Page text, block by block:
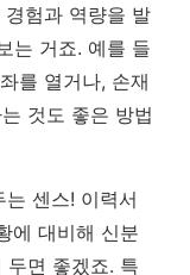
험과 역량을 발
는 거죠. 예를 들
를 열거나, 손재
것도 좋은 방법
센스! 이력서
에 대비해 신분
두면 좋겠죠. 특